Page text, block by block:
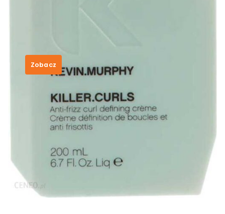
Kevin Murphy Krem Do Włosów
Kręconych Nawilża I Regeneruje
Zobacz
6778e1f0b609
Category:Kevin Murphy
bezowe skarpety,czas na herbate
książka na 18 urodziny